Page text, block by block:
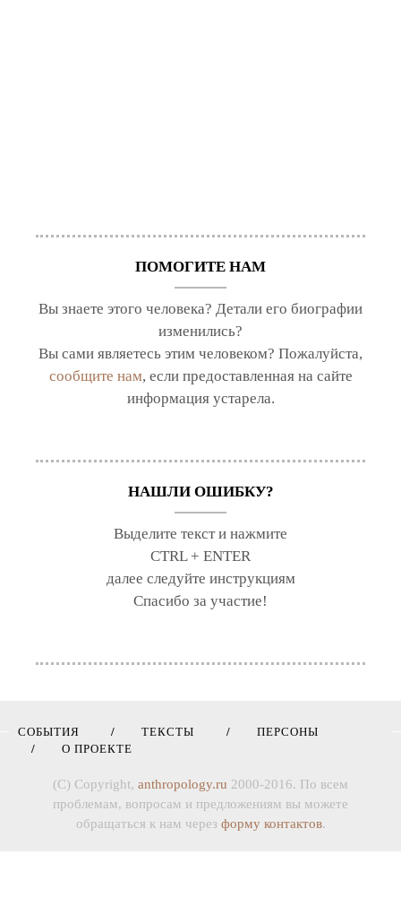
ПОМОГИТЕ НАМ
Вы знаете этого человека? Детали его биографии
изменились?
Вы сами являетесь этим человеком? Пожалуйста,
сообщите нам, если предоставленная на сайте
информация устарела.
НАШЛИ ОШИБКУ?
Выделите текст и нажмите
CTRL + ENTER
далее следуйте инструкциям
Спасибо за участие!
СОБЫТИЯ ТЕКСТЫ
ПЕРСОНЫ
О ПРОЕКТЕ
(C) Copyright, anthropology.ru 2000-2016. По всем
проблемам, вопросам и предложениям вы можете
обращаться к нам через форму контактов.